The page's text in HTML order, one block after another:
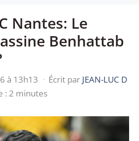
Nantes: Le
Benhattab
à 13h13 · Écrit par JEAN-LUC D
: 2 minutes